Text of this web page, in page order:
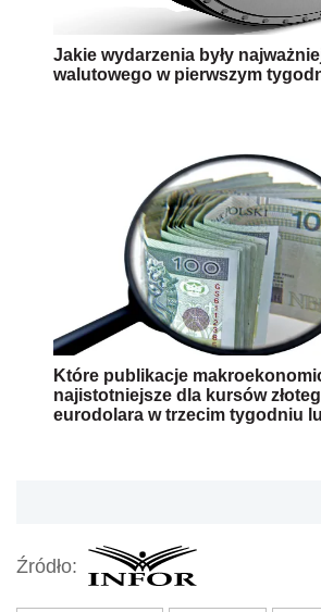
Jakie wydarzenia były
walutowego w pierwszym
Które publikacje
najistotniejsze dla kursów
eurodolara w trzecim tygodniu
Źródło: